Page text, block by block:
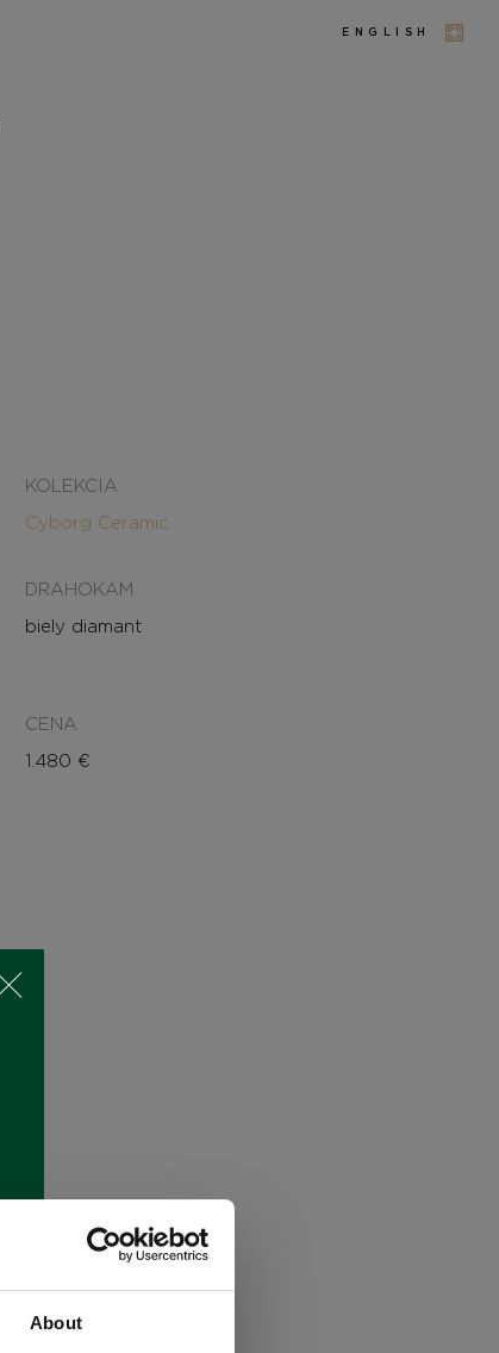
About
ENGLISH
KOLEKCIA
Cyborg Ceramic
DRAHOKAM
biely diamant
CENA
1.480 €